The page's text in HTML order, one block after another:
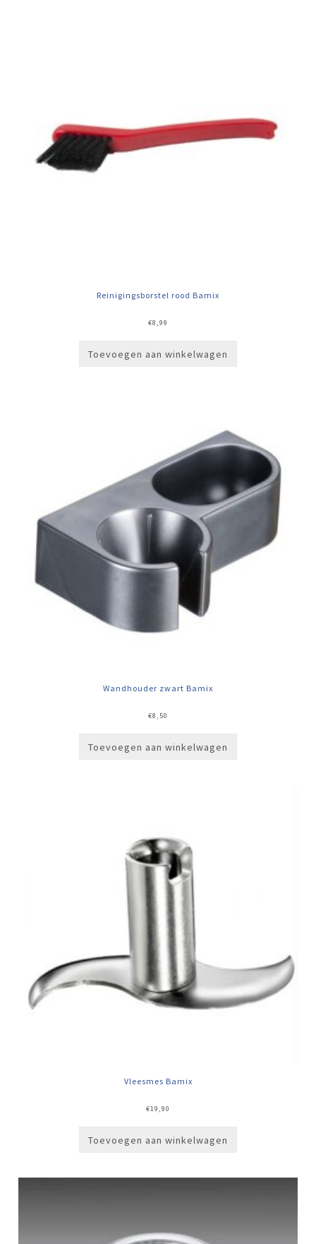
Reinigingsborstel rood Bamix
€8,99
Toevoegen aan winkelwagen
Wandhouder zwart Bamix
€8,50
Toevoegen aan winkelwagen
Vleesmes Bamix
€19,90
Toevoegen aan winkelwagen